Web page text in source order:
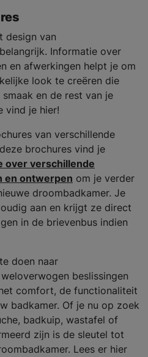
design van
Informatie over
en afwerkingen helpt je om
look te creëren die
en de rest van je
vind je hier!
van verschillende
brochures vind je
over verschillende
en ontwerpen om je verder
droombadkamer. Je
aan en krijgt ze direct
in de brievenbus indien
doen naar
beslissingen
comfort, de functionaliteit
badkamer. Of je nu op zoek
badkuip, wastafel of
zijn is de sleutel tot
Lees er hier